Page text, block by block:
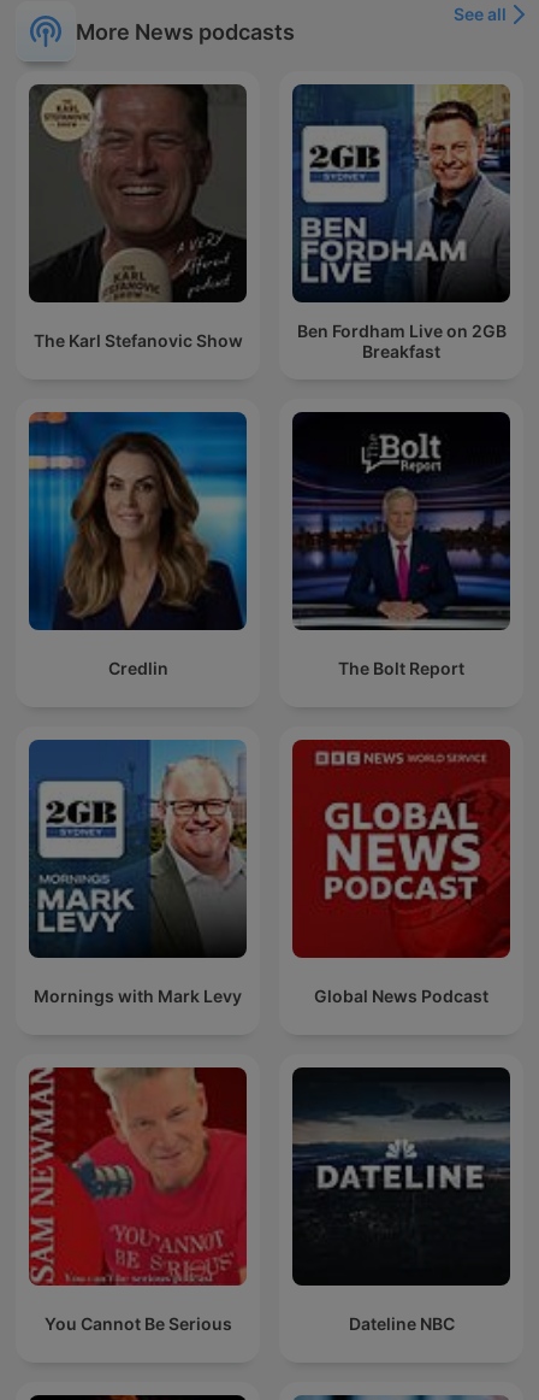
More News podcasts
See all
The Karl Stefanovic Show
Ben Fordham Live on 2GB
Breakfast
Credlin The Bolt Report
Mornings with Mark Levy Global News Podcast
You Cannot Be Serious Dateline NBC